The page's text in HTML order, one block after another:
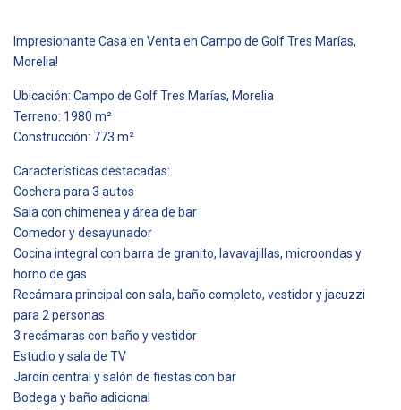
Impresionante Casa en Venta en Campo de Golf Tres Marías,
Morelia!
Ubicación: Campo de Golf Tres Marías, Morelia
Terreno: 1980 m²
Construcción: 773 m²
Características destacadas:
Cochera para 3 autos
Sala con chimenea y área de bar
Comedor y desayunador
Cocina integral con barra de granito, lavavajillas, microondas y
horno de gas
Recámara principal con sala, baño completo, vestidor y jacuzzi
para 2 personas
3 recámaras con baño y vestidor
Estudio y sala de TV
Jardín central y salón de fiestas con bar
Bodega y baño adicional